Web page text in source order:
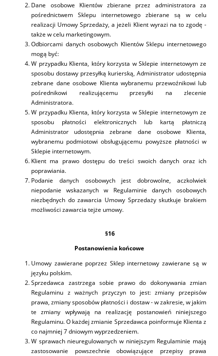
Dane osobowe Klientów zbierane przez administratora za
pośrednictwem Sklepu internetowego zbierane są w celu
realizacji Umowy Sprzedaży, a jeżeli Klient wyrazi na to zgodę -
także w celu marketingowym.
Odbiorcami danych osobowych Klientów Sklepu internetowego
mogą być:
W przypadku Klienta, który korzysta w Sklepie internetowym ze
sposobu dostawy przesyłką kurierską, Administrator udostępnia
zebrane dane osobowe Klienta wybranemu przewoźnikowi lub
pośrednikowi realizującemu przesyłki na zlecenie
Administratora.
W przypadku Klienta, który korzysta w Sklepie internetowym ze
sposobu płatności elektronicznych lub kartą płatniczą
Administrator udostępnia zebrane dane osobowe Klienta,
wybranemu podmiotowi obsługującemu powyższe płatności w
Sklepie internetowym.
Klient ma prawo dostępu do treści swoich danych oraz ich
poprawiania.
Podanie danych osobowych jest dobrowolne, aczkolwiek
niepodanie wskazanych w Regulaminie danych osobowych
niezbędnych do zawarcia Umowy Sprzedaży skutkuje brakiem
możliwości zawarcia tejże umowy.
§16
Postanowienia końcowe
Umowy zawierane poprzez Sklep internetowy zawierane są w
języku polskim.
Sprzedawca zastrzega sobie prawo do dokonywania zmian
Regulaminu z ważnych przyczyn to jest: zmiany przepisów
prawa, zmiany sposobów płatności i dostaw - w zakresie, w jakim
te zmiany wpływają na realizację postanowień niniejszego
Regulaminu. O każdej zmianie Sprzedawca poinformuje Klienta z
co najmniej 7 dniowym wyprzedzeniem.
W sprawach nieuregulowanych w niniejszym Regulaminie mają
zastosowanie powszechnie obowiązujące przepisy prawa